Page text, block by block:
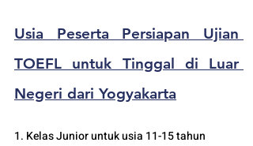
Usia Peserta Persiapan Ujian
TOEFL untuk Tinggal di Luar
Negeri dari Yogyakarta
1. Kelas Junior untuk usia 11-15 tahun